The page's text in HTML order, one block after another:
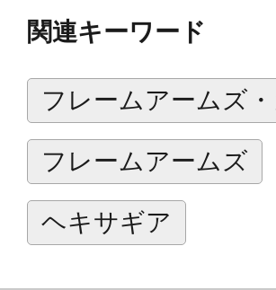
・肌色はフレームアー
と同じカラーになります
・胸部は、発売済みの
ア」と同じ通常サイズ
・表情パーツは「正面
顔」、「右向き笑顔」の3
関連キーワード
フレームアームズ
フレームアームズ
ヘキサギア